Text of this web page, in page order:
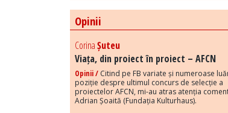
Opinii
CorinaȘuteu
Viața, din proiect în proiect – AFCN
Opinii / Citind pe FB variate și numeroase
poziție despre ultimul concurs de selecție a
proiectelor AFCN, mi-au atras atenția
Adrian Șoaită (Fundația Kulturhaus).